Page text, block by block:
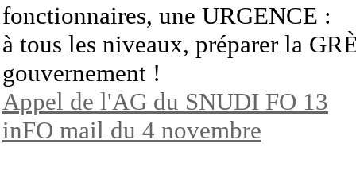
fonctionnaires, une URGENCE :
à tous les niveaux, préparer la
gouvernement !
Appel de l'AG du SNUDI FO 13
inFO mail du 4 novembre